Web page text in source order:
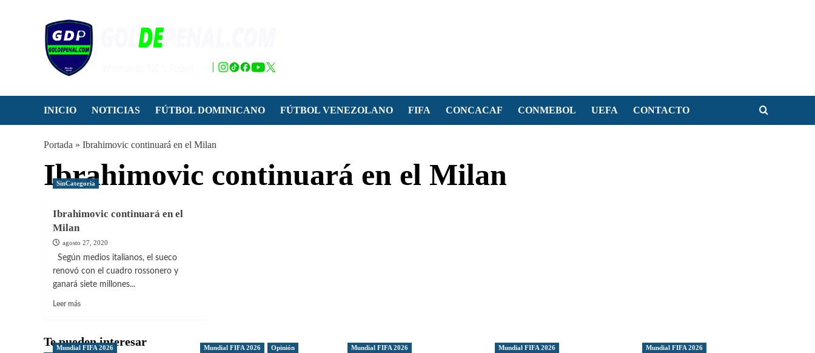
INICIO NOTICIAS FÚTBOL DOMINICANO FÚTBOL VENEZOLANO FIFA CONCACAF CONMEBOL UEFA CONTACTO
Portada » Ibrahimovic continuará en el Milan
Ibrahimovic continuará en el Milan
SinCategoria
Ibrahimovic continuará en el
Milan
agosto 27, 2020
Según medios italianos, el sueco
renovó con el cuadro rossonero y
ganará siete millones...
Leer másLeer
Ibrahimovic
continuará
Te pueden interesar
Mundial FIFA 2026 Mundial FIFA 2026 Opinión Mundial FIFA 2026 Mundial FIFA 2026 Mundial FIFA 2026